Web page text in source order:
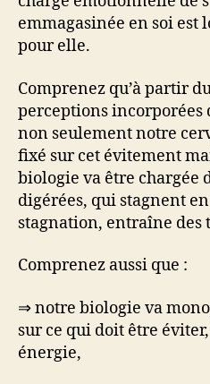
emmagasinée en soi est
pour elle.
Comprenez qu’à partir
perceptions incorporées
non seulement notre
fixé sur cet évitement
biologie va être chargée
digérées, qui stagnent
stagnation, entraîne
Comprenez aussi que :
⇒ notre biologie va
sur ce qui doit être
énergie,